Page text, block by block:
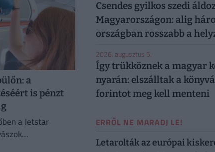
a
is pénzt
a Jetstar
Csendes gyilkos szedi
Magyarországon: alig
országban rosszabb a
2026. augusztus 5.
Így trükköznek a magyar
nyarán: elszálltak a
forintot meg kell menteni
ERRŐL NE MARADJ LE!
Letarolták az európai